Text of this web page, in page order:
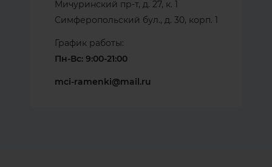
Мичуринский пр-т, д. 27, к. 1
Симферопольский бул., д. 30, корп. 1
График работы:
Пн-Вс: 9:00-21:00
mci-ramenki@mail.ru